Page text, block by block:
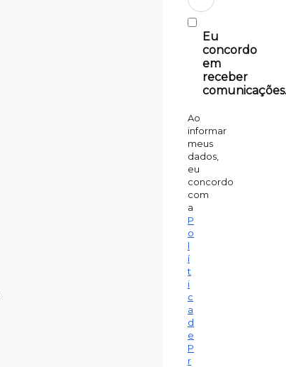
Eu
concordo
em
receber
Ao
informar
meus
dados,
eu
concordo
com
a
P
o
l
í
t
i
c
a
d
e
P
r